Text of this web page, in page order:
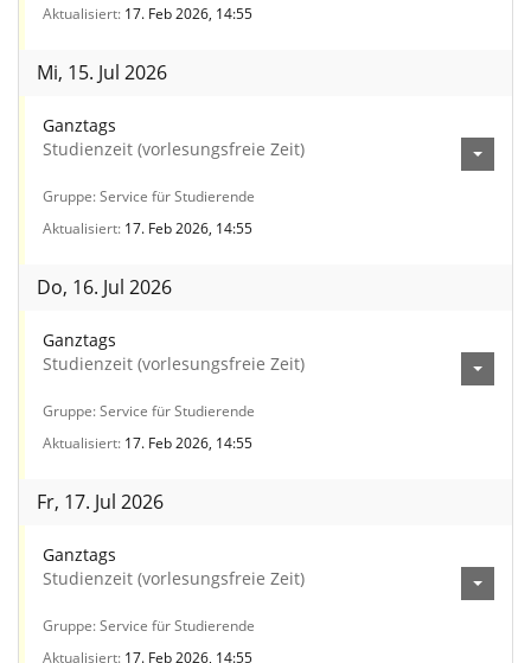
Aktualisiert 17. Feb 2026, 14:55
Mi, 15. Jul 2026
Ganztags
Studienzeit (vorlesungsfreie Zeit)
Gruppe Service für Studierende
Aktualisiert 17. Feb 2026, 14:55
Do, 16. Jul 2026
Ganztags
Studienzeit (vorlesungsfreie Zeit)
Gruppe Service für Studierende
Aktualisiert 17. Feb 2026, 14:55
Fr, 17. Jul 2026
Ganztags
Studienzeit (vorlesungsfreie Zeit)
Gruppe Service für Studierende
Aktualisiert 17. Feb 2026, 14:55